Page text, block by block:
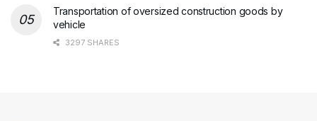
Transportation of oversized construction goods by
vehicle
3297 SHARES